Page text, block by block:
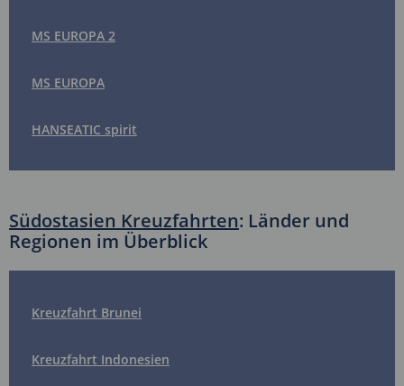
MS EUROPA 2
MS EUROPA
HANSEATIC spirit
Südostasien Kreuzfahrten: Länder und
Regionen im Überblick
Kreuzfahrt Brunei
Kreuzfahrt Indonesien